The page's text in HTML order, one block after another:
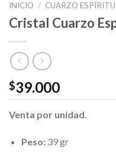
INICIO / CUARZO ESPÍRITU
Cristal Cuarzo
$39.000
Venta por unidad.
Peso: 39 gr